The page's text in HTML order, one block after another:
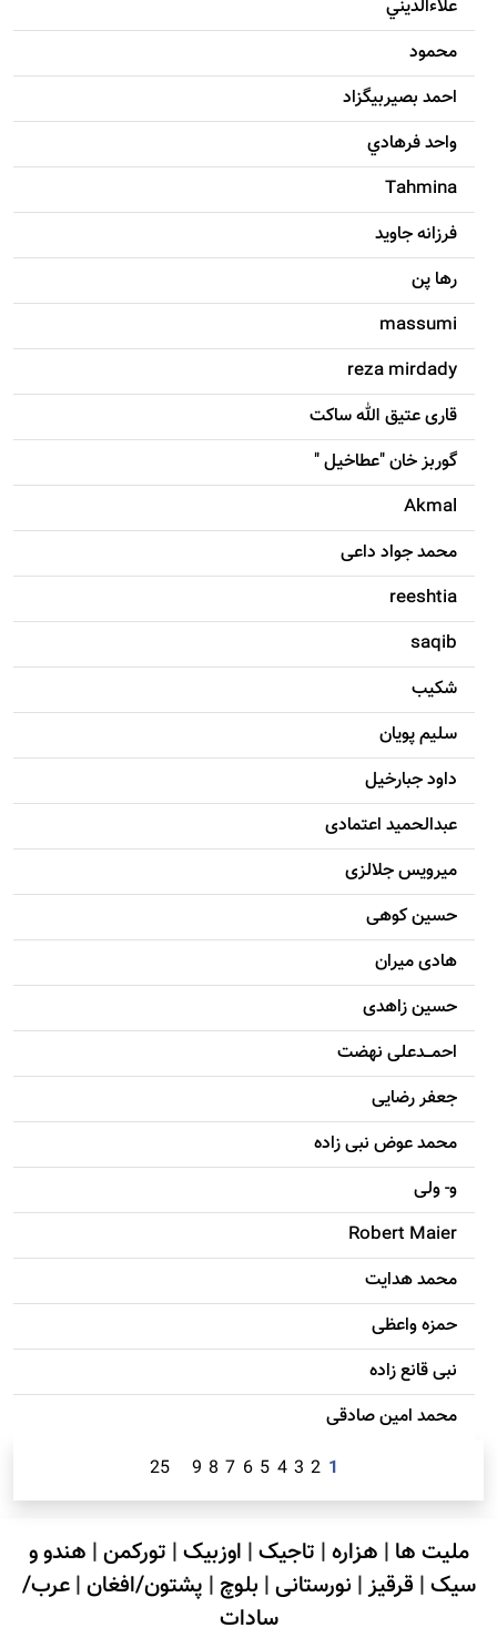
علاءالديني
محمود
احمد بصيربيگزاد
واحد فرهادي
Tahmina
فرزانه جاويد
رها پن
massumi
reza mirdady
قاری عتیق الله ساکت
گوربز خان "عطاخیل "
Akmal
محمد جواد داعی
reeshtia
saqib
شکيب
سليم پویان
داود جبارخیل
عبدالحمید اعتمادی
میرویس جلالزی
حسين کوهی
هادی ميران
حسين زاهدی
احمـــدعلی نهضت
جعفر رضایی
محمد عوض نبی زاده
و- ولی
Robert Maier
محمد هدایت
حمزه واعظی
نبی قانع زاده
محمد امين صادقی
1
2
3
4
5
6
7
8
9
25
ملیت ها | هزاره| تاجیک| اوزبیک| تورکمن| هندو و
سیک| قرقیز| نورستانی| بلوچ | پشتون/افغان|عرب/
سادات